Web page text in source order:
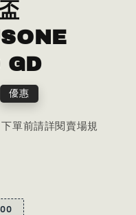
GD
優惠
單前請詳閱賣場規